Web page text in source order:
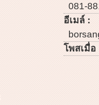
081-
อีเมล์ :
โพสเมื่อ